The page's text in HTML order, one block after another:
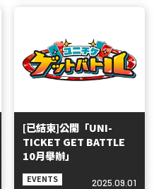
[已結束]公開「UNI-
TICKET GET BATTLE
10月舉辦」
EVENTS 2025.09.01